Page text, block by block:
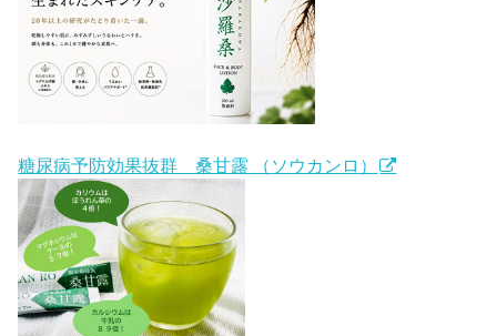
糖尿病予防効果抜群 桑甘露 （ソウカンロ）